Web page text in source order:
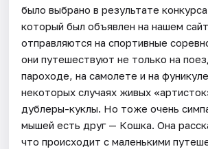
было выбрано в результате
который был объявлен на нашем
отправляются на спортивные
они путешествуют не только на
пароходе, на самолете и на
некоторых случаях живых
дублеры-куклы. Но тоже очень
мышей есть друг — Кошка. Она
что происходит с маленькими